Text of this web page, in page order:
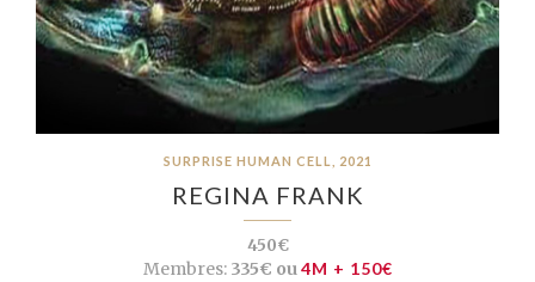
SURPRISE HUMAN CELL, 2021
REGINA FRANK
450€
Membres:335€ ou4M + 150€